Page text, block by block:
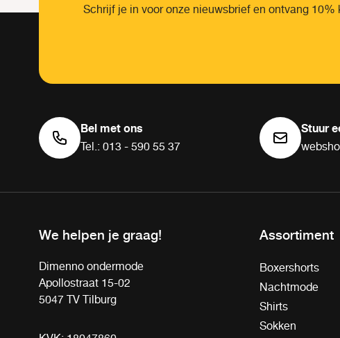
Schrijf je in voor onze nieuwsbrief en ontvang
Bel met ons
Tel.: 013 - 590 55 37
Stuur
We helpen je graag!
Dimenno ondermode
Apollostraat 15-02
5047 TV Tilburg
Assortiment
Boxershorts
Nachtmode
Shirts
Sokken